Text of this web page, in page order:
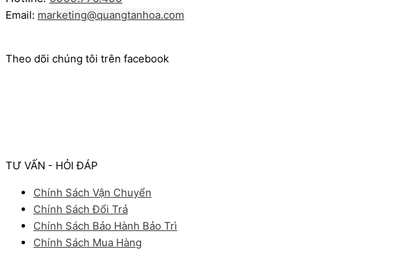
Email: marketing@quangtanhoa.com
Theo dõi chúng tôi trên facebook
TƯ VẤN - HỎI ĐÁP
Chính Sách Vận Chuyển
Chính Sách Đổi Trả
Chính Sách Bảo Hành Bảo Trì
Chính Sách Mua Hàng